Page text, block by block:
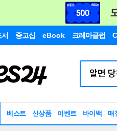
중고샵 eBook 크레마클럽
베스트 신상품 이벤트 바이백 매